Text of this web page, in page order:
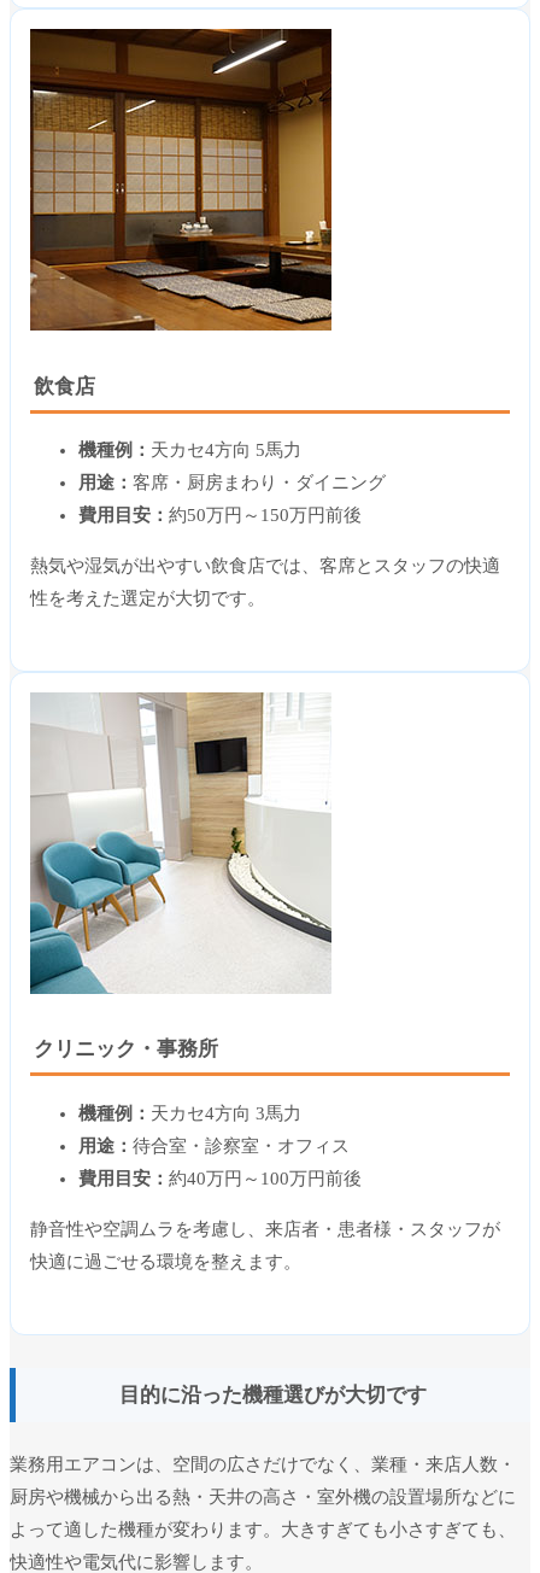
飲食店
機種例： 天カセ4方向 5馬力
用途： 客席・厨房まわり・ダイニング
費用目安： 約50万円～150万円前後
熱気や湿気が出やすい飲食店では、客席とスタッフの快適
性を考えた選定が大切です。
クリニック・事務所
機種例： 天カセ4方向 3馬力
用途： 待合室・診察室・オフィス
費用目安： 約40万円～100万円前後
静音性や空調ムラを考慮し、来店者・患者様・スタッフが
快適に過ごせる環境を整えます。
目的に沿った機種選びが大切です
業務用エアコンは、空間の広さだけでなく、業種・来店人数・
厨房や機械から出る熱・天井の高さ・室外機の設置場所などに
よって適した機種が変わります。大きすぎても小さすぎても、
快適性や電気代に影響します。